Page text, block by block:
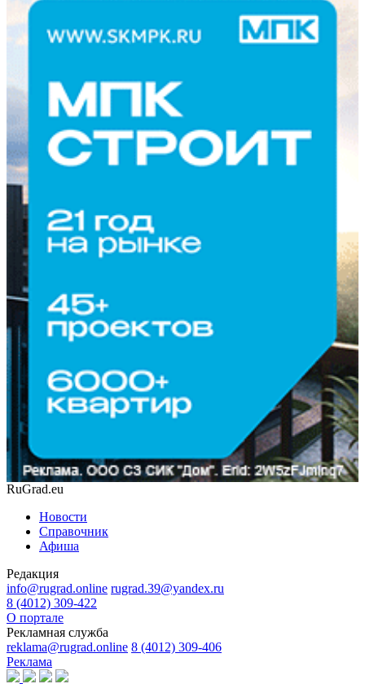
RuGrad.eu
Новости
Справочник
Афиша
Редакция
info@rugrad.online rugrad.39@yandex.ru
8 (4012) 309-422
О портале
Рекламная служба
reklama@rugrad.online 8 (4012) 309-406
Реклама